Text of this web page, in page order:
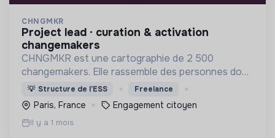
CHNGMKR
project lead · curation & activation
changemakers
CHNGMKR est une cartographie de 2 500
changemakers. Elle rassemble des personnes dont
les parcours peuvent inspirer, orienter et aider à
agir, puis les qualifie grâce à une communauté de
curateurs.
💡 Structure de l’ESS Freelance
Paris, France Engagement citoyen
Il y a 1 mois